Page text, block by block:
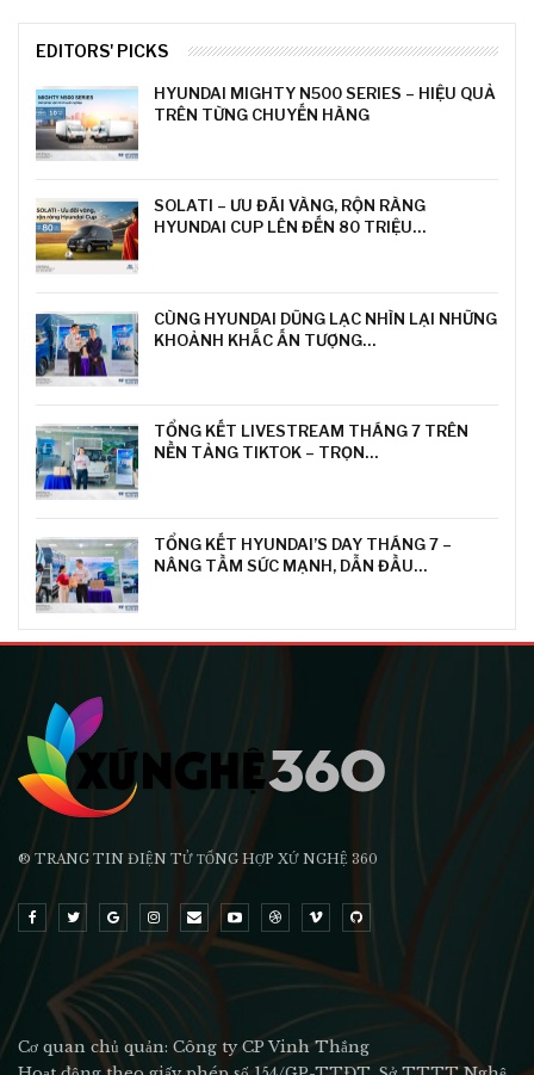
EDITORS' PICKS
HYUNDAI MIGHTY N500 SERIES – HIỆU QUẢ
TRÊN TỪNG CHUYẾN HÀNG
SOLATI – ƯU ĐÃI VÀNG, RỘN RÀNG
HYUNDAI CUP LÊN ĐẾN 80 TRIỆU…
CÙNG HYUNDAI DŨNG LẠC NHÌN LẠI NHỮNG
KHOẢNH KHẮC ẤN TƯỢNG…
TỔNG KẾT LIVESTREAM THÁNG 7 TRÊN
NỀN TẢNG TIKTOK – TRỌN…
TỔNG KẾT HYUNDAI’S DAY THÁNG 7 –
NÂNG TẦM SỨC MẠNH, DẪN ĐẦU…
® TRANG TIN ĐIỆN TỬ ТỔNG HỢP XỨ NGHỆ 360
Cơ quan chủ quản: Công ty CP Vinh Thắng